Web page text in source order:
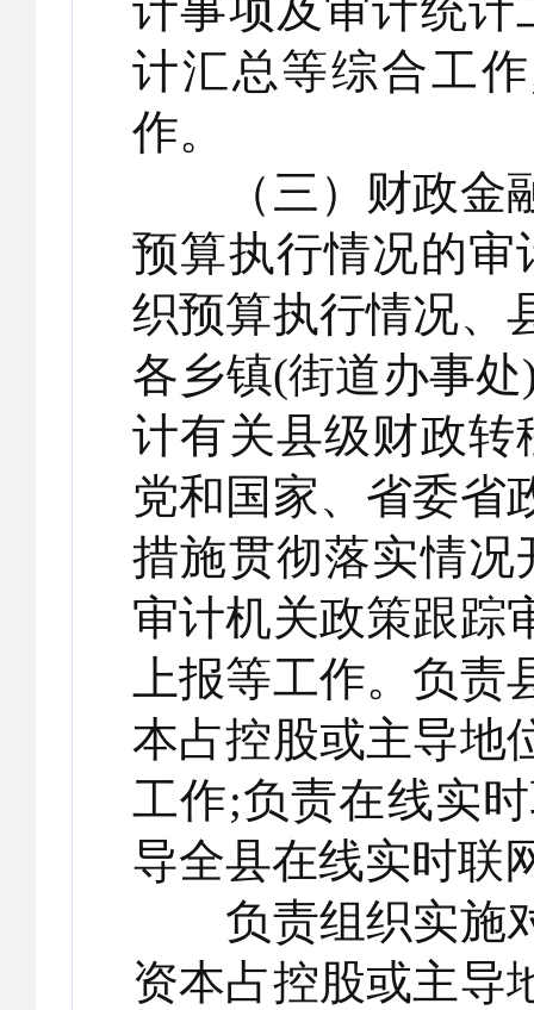
计汇总等综合工
作。
（三）财政金融
预算执行情况的
织预算执行情况、
各乡镇(街道办事
计有关县级财政
党和国家、省委省
措施贯彻落实情
审计机关政策跟踪
上报等工作。负
本占控股或主导地
工作;负责在线实
导全县在线实时联
负责组织实施对
资本占控股或主导